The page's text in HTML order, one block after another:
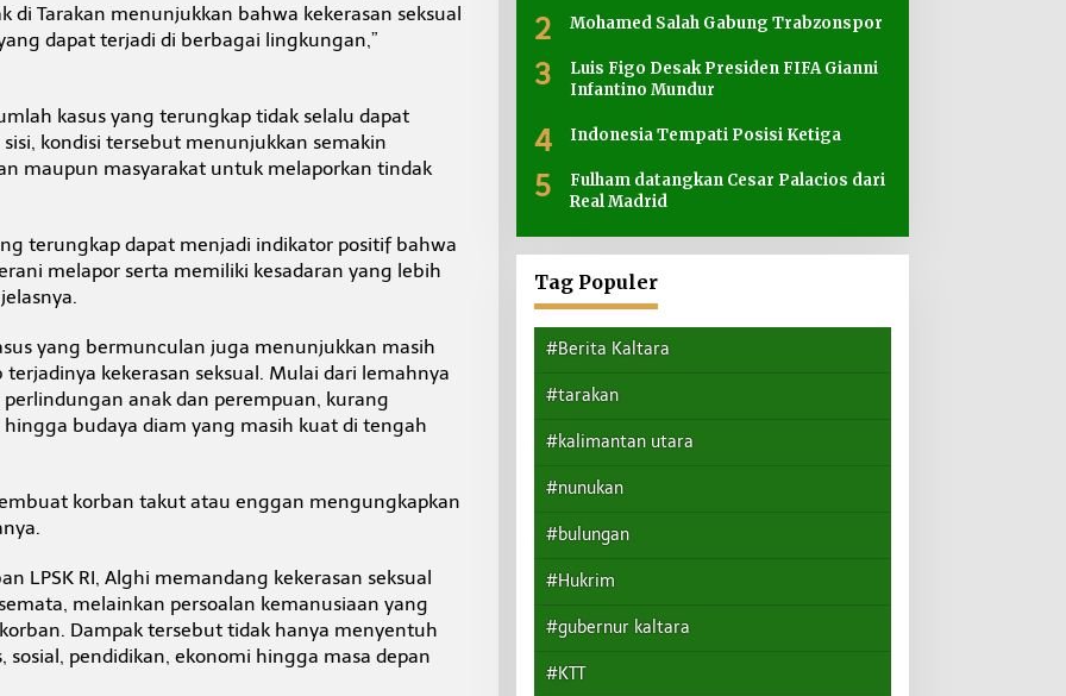
di Tarakan menunjukkan bahwa kekerasan seksual
dapat terjadi di berbagai lingkungan,”
kasus yang terungkap tidak selalu dapat
kondisi tersebut menunjukkan semakin
maupun masyarakat untuk melaporkan tindak
terungkap dapat menjadi indikator positif bahwa
melapor serta memiliki kesadaran yang lebih
yang bermunculan juga menunjukkan masih
kekerasan seksual. Mulai dari lemahnya
anak dan perempuan, kurang
budaya diam yang masih kuat di tengah
korban takut atau enggan mengungkapkan
LPSK RI, Alghi memandang kekerasan seksual
melainkan persoalan kemanusiaan yang
Dampak tersebut tidak hanya menyentuh
sosial, pendidikan, ekonomi hingga masa depan
2 Mohamed Salah Gabung Trabzonspor
3
Luis Figo Desak Presiden FIFA Gianni
Infantino Mundur
4 Indonesia Tempati Posisi Ketiga
5
Fulham datangkan Cesar Palacios dari
Real Madrid
Tag Populer
#Berita Kaltara
#tarakan
#kalimantan utara
#nunukan
#bulungan
#Hukrim
#gubernur kaltara
#KTT